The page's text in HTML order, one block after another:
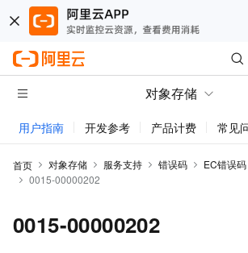
对象存储
用户指南 开发参考 产品计费 常见
首页 对象存储 服务支持 错误码 EC错误码
0015-00000202
0015-00000202